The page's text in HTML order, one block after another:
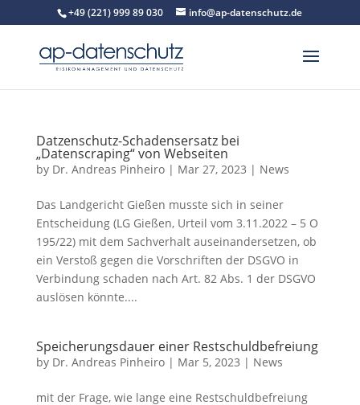
+49 (221) 999 89 030 info@ap-datenschutz.de
Datzenschutz-Schadensersatz bei
„Datenscraping“ von Webseiten
by Dr. Andreas Pinheiro| Mar 27, 2023 | News
Das Landgericht Gießen musste sich in seiner
Entscheidung (LG Gießen, Urteil vom 3.11.2022 – 5 O
195/22) mit dem Sachverhalt auseinandersetzen, ob
ein Verstoß gegen die Vorschriften der DSGVO in
Verbindung schaden nach Art. 82 Abs. 1 der DSGVO
auslösen könnte....
Speicherungsdauer einer Restschuldbefreiung
by Dr. Andreas Pinheiro| Mar 5, 2023 | News
mit der Frage, wie lange eine Restschuldbefreiung